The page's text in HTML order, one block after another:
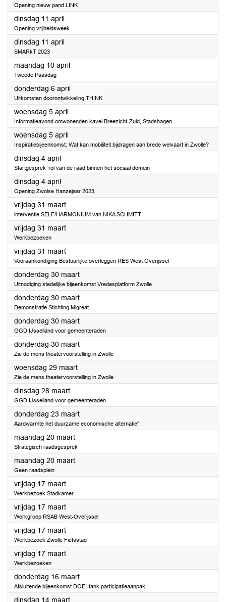
Opening nieuw pand LINK
dinsdag 11 april2023
Opening vrijheidsweek
dinsdag 11 april2023
SMARkT 2023
maandag 10 april2023
Tweede Paasdag
donderdag 6 april2023
Uitkomsten doorontwikkeling THINK
woensdag 5 april2023
Informatieavond omwonenden kavel Breezicht-Zuid, Stadshagen
woensdag 5 april2023
Inspiratiebijeenkomst: Wat kan mobiliteit bijdragen aan brede welvaart in Zwolle?
dinsdag 4 april2023
Startgesprek ‘rol van de raad binnen het sociaal domein
dinsdag 4 april2023
Opening Zwolse Hanzejaar 2023
vrijdag 31 maart2023
interventie SELF/HARMONIUM van NIKA SCHMITT
vrijdag 31 maart2023
Werkbezoeken
vrijdag 31 maart2023
Vooraankondiging Bestuurlijke overleggen RES West Overijssel
donderdag 30 maart2023
Uitnodiging stedelijke bijeenkomst Vredesplatform Zwolle
donderdag 30 maart2023
Demonstratie Stichting Migreat
donderdag 30 maart2023
GGD IJsselland voor gemeenteraden
donderdag 30 maart2023
Zie de mens theatervoorstelling in Zwolle
woensdag 29 maart2023
Zie de mens theatervoorstelling in Zwolle
dinsdag 28 maart2023
GGD IJsselland voor gemeenteraden
donderdag 23 maart2023
Aardwarmte het duurzame economische alternatief
maandag 20 maart2023
Strategisch raadsgesprek
maandag 20 maart2023
Geen raadsplein
vrijdag 17 maart2023
Werkbezoek Stadkamer
vrijdag 17 maart2023
Werkgroep RSAB West-Overijssel
vrijdag 17 maart2023
Werkbezoek Zwolle Fietsstad
vrijdag 17 maart2023
Werkbezoeken
donderdag 16 maart2023
Afsluitende bijeenkomst DOE!-tank participatieaanpak
dinsdag 14 maart2023